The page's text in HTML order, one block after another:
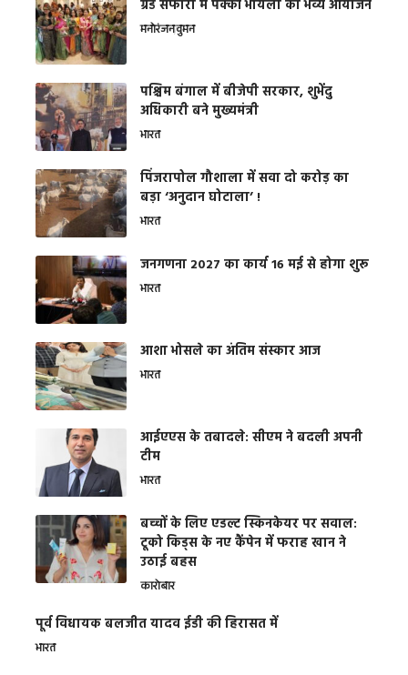
ग्रैंड सफारी में पक्की भायली का भव्य आयोजन
मनोरंजनवुमन
पश्चिम बंगाल में बीजेपी सरकार, शुभेंदु
अधिकारी बने मुख्यमंत्री
भारत
​पिंजरापोल गौशाला में सवा दो करोड़ का
बड़ा ‘अनुदान घोटाला’ !
भारत
जनगणना 2027 का कार्य 16 मई से होगा शुरू
भारत
आशा भोसले का अंतिम संस्कार आज
भारत
आईएएस के तबादले: सीएम ने बदली अपनी
टीम
भारत
बच्चों के लिए एडल्ट स्किनकेयर पर सवाल:
टूको किड्स के नए कैंपेन में फराह खान ने
उठाई बहस
कारोबार
पूर्व विधायक बलजीत यादव ईडी की हिरासत में
भारत